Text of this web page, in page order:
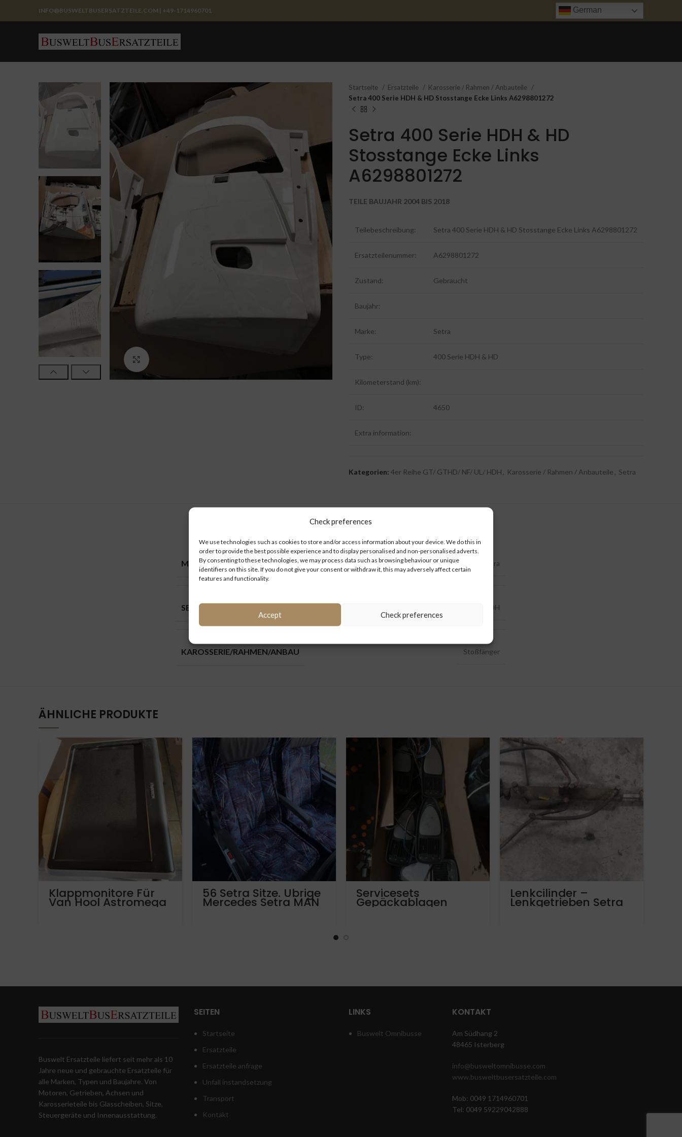
Check preferences
We use technologies such as cookies to store and/or access information about your device. We do this in
order to provide the best possible experience and to display personalised and non-personalised adverts.
By consenting to these technologies, we may process data such as browsing behaviour or unique
identifiers on this site. If you do not give your consent or withdraw it, this may adversely affect certain
features and functionality.
Accept Check preferences
INFO@BUSWELTBUSERSATZTEILE.COM | +49-1714960701 German
Click to enlarge
Startseite Ersatzteile
Karosserie / Rahmen / Anbauteile
Setra 400 Serie HDH & HD Stosstange Ecke Links A6298801272
Setra 400 Serie HDH & HD
Stosstange Ecke Links
A6298801272
TEILE BAUJAHR 2004 BIS 2018
Teilebeschreibung: Setra 400 Serie HDH & HD Stosstange Ecke Links A6298801272
Ersatzteilenummer: A6298801272
Zustand: Gebraucht
Baujahr:
Marke: Setra
Type: 400 Serie HDH & HD
Kilometerstand (km):
ID: 4650
Extra information:
Kategorien: 4er Reihe GT/ GTHD/ NF/ UL/ HDH , Karosserie / Rahmen / Anbauteile , Setra
ZUSÄTZLICHE INFORMATIONEN
MARKEN Setra
SETRA 4er Reihe GT/ GTHD/ NF/ UL/ HDH
KAROSSERIE/RAHMEN/ANBAU Stoßfänger
ÄHNLICHE PRODUKTE
Klappmonitore Für
Van Hool Astromega
& Setra 431 dt Bosch
56 Setra Sitze. Übrige
Mercedes Setra MAN
Neoplan VDL Sitze
Servicesets
Gepäckablagen
Setra 415 416 417
Lenkcilinder –
Lenkgetrieben Setra
und MAN
Buswelt Ersatzteile liefert seit mehr als 10
Jahre neue und gebrauchte Ersatzteile für
alle Marken, Typen und Baujahre. Von
Motoren, Getrieben, Achsen und
Karosserieteile bis Glasscheiben, Sitze,
Steuergeräte und Innenausstattung.
SEITEN
Startseite
Ersatzteile
Ersatzteile anfrage
Unfall instandsetzung
Transport
Kontakt
LINKS
Buswelt Omnibusse
KONTAKT
Am Südhang 2
48465 Isterberg
info@busweltomnibusse.com
www.busweltbusersatzteile.com
Mob: 0049 1714960701
Tel: 0049 59229042888